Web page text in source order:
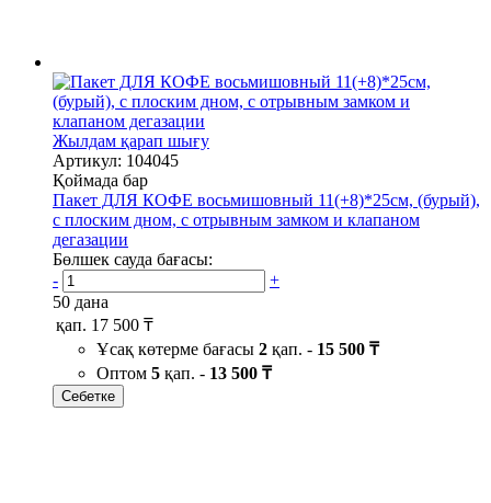
Жылдам қарап шығу
Артикул: 104045
Қоймада бар
Пакет ДЛЯ КОФЕ восьмишовный 11(+8)*25см, (бурый),
с плоским дном, с отрывным замком и клапаном
дегазации
Бөлшек сауда бағасы:
-
+
50 дана
қап. 17 500 ₸
Ұсақ көтерме бағасы 2 қап. - 15 500 ₸
Оптом 5 қап. - 13 500 ₸
Себетке